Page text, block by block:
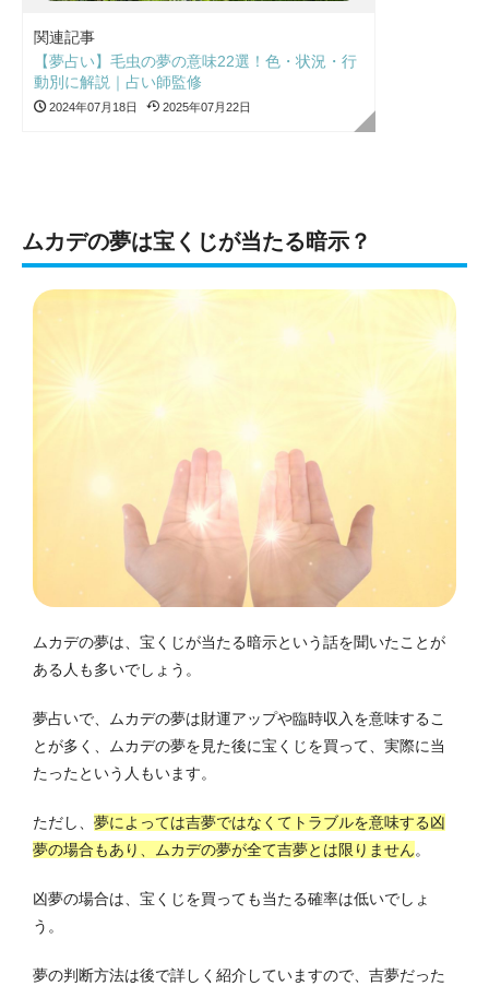
関連記事
【夢占い】毛虫の夢の意味22選！色・状況・行
動別に解説｜占い師監修
2024年07月18日 2025年07月22日
ムカデの夢は宝くじが当たる暗示？
ムカデの夢は、宝くじが当たる暗示という話を聞いたことが
ある人も多いでしょう。
夢占いで、ムカデの夢は財運アップや臨時収入を意味するこ
とが多く、ムカデの夢を見た後に宝くじを買って、実際に当
たったという人もいます。
ただし、 夢によっては吉夢ではなくてトラブルを意味する凶
夢の場合もあり、ムカデの夢が全て吉夢とは限りません。
凶夢の場合は、宝くじを買っても当たる確率は低いでしょ
う。
夢の判断方法は後で詳しく紹介していますので、吉夢だった